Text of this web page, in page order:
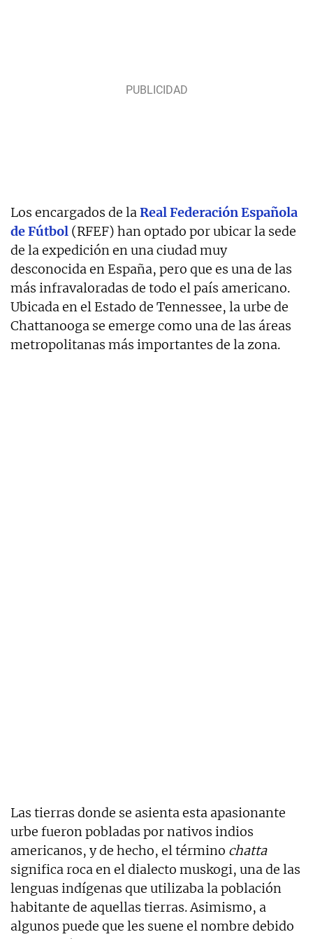
Los encargados de laReal Federación Española
de Fútbol (RFEF) han optado por ubicar la sede
de la expedición en una ciudad muy
desconocida en España, pero que es una de las
más infravaloradas de todo el país americano.
Ubicada en el Estado de Tennessee, la urbe de
Chattanooga se emerge como una de las áreas
metropolitanas más importantes de la zona.
Las tierras donde se asienta esta apasionante
urbe fueron pobladas por nativos indios
americanos, y de hecho, el término chatta
significa roca en el dialecto muskogi, una de las
lenguas indígenas que utilizaba la población
habitante de aquellas tierras. Asimismo, a
algunos puede que les suene el nombre debido